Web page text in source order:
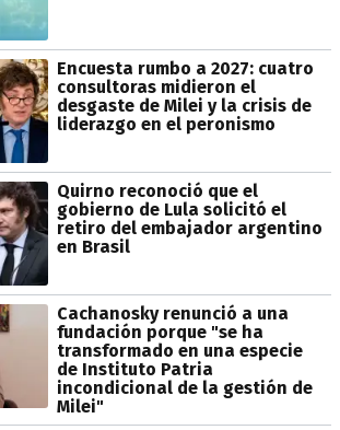
Encuesta rumbo a 2027: cuatro
consultoras midieron el
desgaste de Milei y la crisis de
liderazgo en el peronismo
Quirno reconoció que el
gobierno de Lula solicitó el
retiro del embajador argentino
en Brasil
Cachanosky renunció a una
fundación porque "se ha
transformado en una especie
de Instituto Patria
incondicional de la gestión de
Milei"